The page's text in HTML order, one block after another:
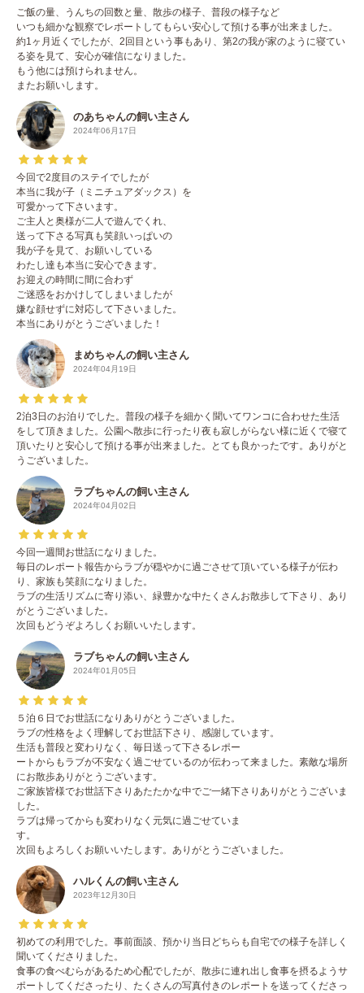
ご飯の量、うんちの回数と量、散歩の様子、普段の様子など
いつも細かな観察でレポートしてもらい安心して預ける事が出来ました。
約1ヶ月近くでしたが、2回目という事もあり、第2の我が家のように寝てい
る姿を見て、安心が確信になりました。
もう他には預けられません。
またお願いします。
のあちゃんの飼い主さん
2024年06月17日
今回で2度目のステイでしたが
本当に我が子（ミニチュアダックス）を
可愛かって下さいます。
ご主人と奥様が二人で遊んでくれ、
送って下さる写真も笑顔いっぱいの
我が子を見て、お願いしている
わたし達も本当に安心できます。
お迎えの時間に間に合わず
ご迷惑をおかけしてしまいましたが
嫌な顔せずに対応して下さいました。
本当にありがとうございました！
まめちゃんの飼い主さん
2024年04月19日
2泊3日のお泊りでした。普段の様子を細かく聞いてワンコに合わせた生活
をして頂きました。公園へ散歩に行ったり夜も寂しがらない様に近くで寝て
頂いたりと安心して預ける事が出来ました。とても良かったです。ありがと
うございました。
ラブちゃんの飼い主さん
2024年04月02日
今回一週間お世話になりました。
毎日のレポート報告からラブが穏やかに過ごさせて頂いている様子が伝わ
り、家族も笑顔になりました。
ラブの生活リズムに寄り添い、緑豊かな中たくさんお散歩して下さり、あり
がとうございました。
次回もどうぞよろしくお願いいたします。
ラブちゃんの飼い主さん
2024年01月05日
５泊６日でお世話になりありがとうございました。
ラブの性格をよく理解してお世話下さり、感謝しています。
生活も普段と変わりなく、毎日送って下さるレポー
ートからもラブが不安なく過ごせているのが伝わって来ました。素敵な場所
にお散歩ありがとうございます。
ご家族皆様でお世話下さりあたたかな中でご一緒下さりありがとうございま
した。
ラブは帰ってからも変わりなく元気に過ごせていま
す。
次回もよろしくお願いいたします。ありがとうございました。
ハルくんの飼い主さん
2023年12月30日
初めての利用でした。事前面談、預かり当日どちらも自宅での様子を詳しく
聞いてくださりました。
食事の食べむらがあるため心配でしたが、散歩に連れ出し食事を摂るようサ
ポートしてくださったり、たくさんの写真付きのレポートを送ってくださっ